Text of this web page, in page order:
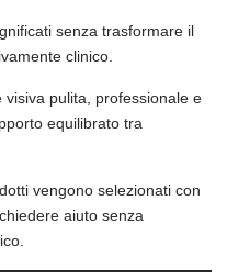
senza trasformare il
clinico.
pulita, professionale e
equilibrato tra
vengono selezionati con
aiuto senza